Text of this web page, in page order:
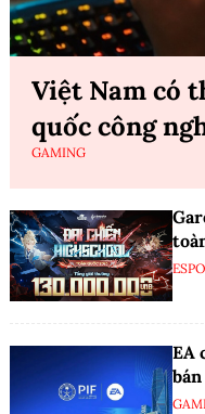
Việt Nam có
quốc công
GAMING
EA